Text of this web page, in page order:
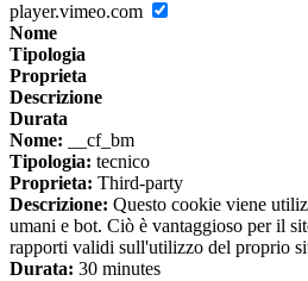
player.vimeo.com
Nome
Tipologia
Proprieta
Descrizione
Durata
Nome: __cf_bm
Tipologia: tecnico
Proprieta: Third-party
Descrizione: Questo cookie viene
umani e bot. Ciò è vantaggioso per il
rapporti validi sull'utilizzo del proprio
Durata: 30 minutes